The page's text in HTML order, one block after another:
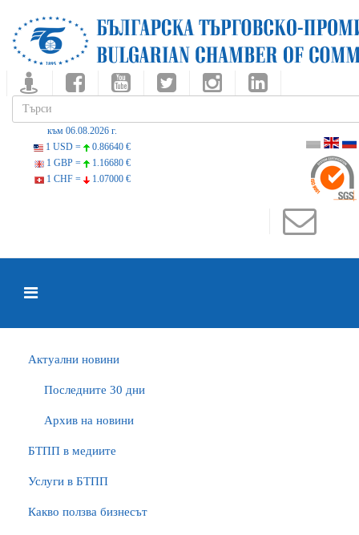
към 06.08.2026 г.
1 USD =
0.86640 €
1 GBP =
1.16680 €
1 CHF =
1.07000 €
Актуални новини
Последните 30 дни
Архив на новини
БTПП в медиите
Услуги в БТПП
Какво ползва бизнесът